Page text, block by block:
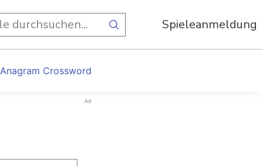
Spieleanmeldung
Crossword
Ad